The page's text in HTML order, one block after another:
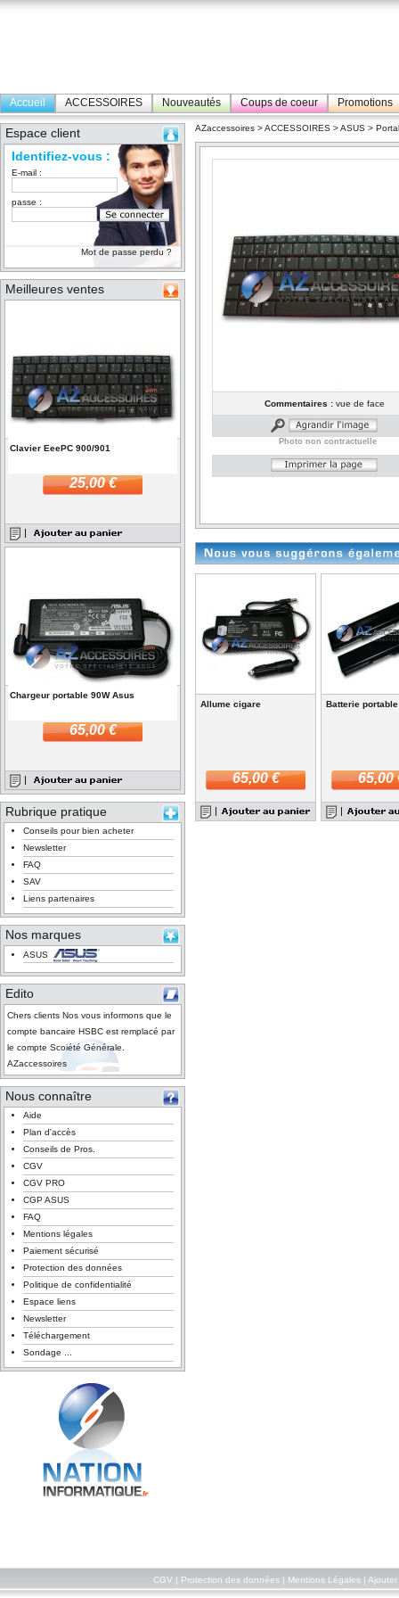
Accueil ACCESSOIRES Nouveautés Coups de coeur Promotions
Espace client
Identifiez-vous :
E-mail :
passe :
Mot de passe perdu ?
Meilleures ventes
Clavier EeePC 900/901
25,00 €
Chargeur portable 90W Asus
65,00 €
Rubrique pratique
Conseils pour bien acheter
Newsletter
FAQ
SAV
Liens partenaires
Nos marques
ASUS
Edito
Chers clients Nos vous informons que le
compte bancaire HSBC est remplacé par
le compte Scoiété Générale.
AZaccessoires
Nous connaître
Aide
Plan d'accès
Conseils de Pros.
CGV
CGV PRO
CGP ASUS
FAQ
Mentions légales
Paiement sécurisé
Protection des données
Politique de confidentialité
Espace liens
Newsletter
Téléchargement
Sondage ...
AZaccessoires >ACCESSOIRES >ASUS >
Commentaires :vue de face
Photo non contractuelle
Allume cigare
65,00 €
Batterie
65,00
CGV Protection des données| Mentions Légales| Ajouter